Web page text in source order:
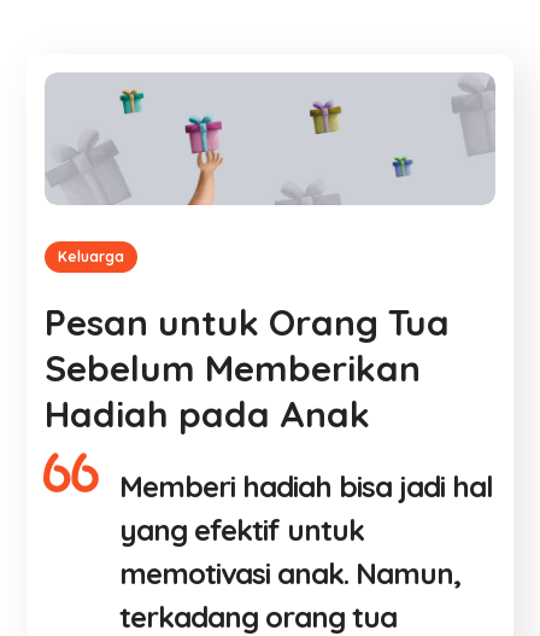
Keluarga
Pesan untuk Orang Tua
Sebelum Memberikan
Hadiah pada Anak
Memberi hadiah bisa jadi hal
yang efektif untuk
memotivasi anak. Namun,
terkadang orang tua